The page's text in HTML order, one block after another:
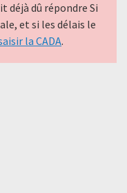
dû répondre Si
et si les délais le
la CADA.